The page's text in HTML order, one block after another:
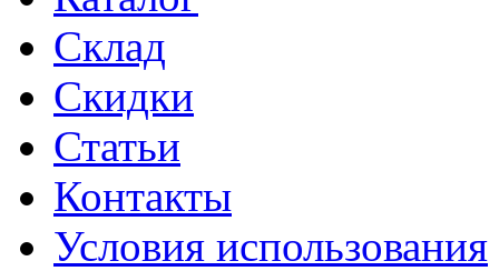
Склад
Скидки
Статьи
Контакты
Условия использования